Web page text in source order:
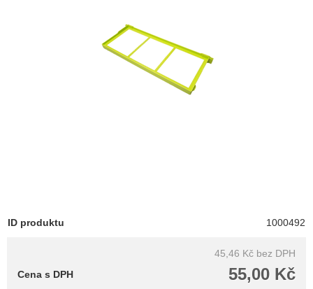
ID produktu 1000492
45,46 Kč bez DPH
55,00 Kč
Cena s DPH